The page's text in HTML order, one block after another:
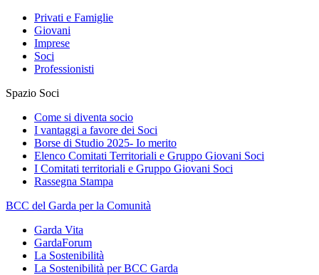
Privati e Famiglie
Giovani
Imprese
Soci
Professionisti
Spazio Soci
Come si diventa socio
I vantaggi a favore dei Soci
Borse di Studio 2025- Io merito
Elenco Comitati Territoriali e Gruppo Giovani Soci
I Comitati territoriali e Gruppo Giovani Soci
Rassegna Stampa
BCC del Garda per la Comunità
Garda Vita
GardaForum
La Sostenibilità
La Sostenibilità per BCC Garda